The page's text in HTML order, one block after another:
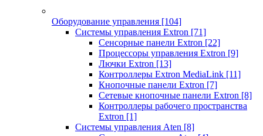
Оборудование управления [104]
Системы управления Extron [71]
Сенсорные панели Extron [22]
Процессоры управления Extron [9]
Лючки Extron [13]
Контроллеры Extron MediaLink [11]
Кнопочные панели Extron [7]
Сетевые кнопочные панели Extron [8]
Контроллеры рабочего пространства
Extron [1]
Системы управления Aten [8]